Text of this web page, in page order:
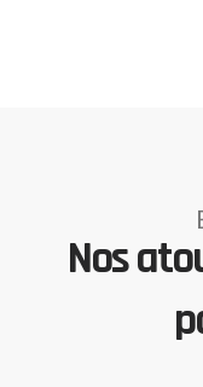
Nos